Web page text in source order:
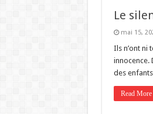
Le
mai 15,
Ils n’ont ni
innocence.
des
Read More